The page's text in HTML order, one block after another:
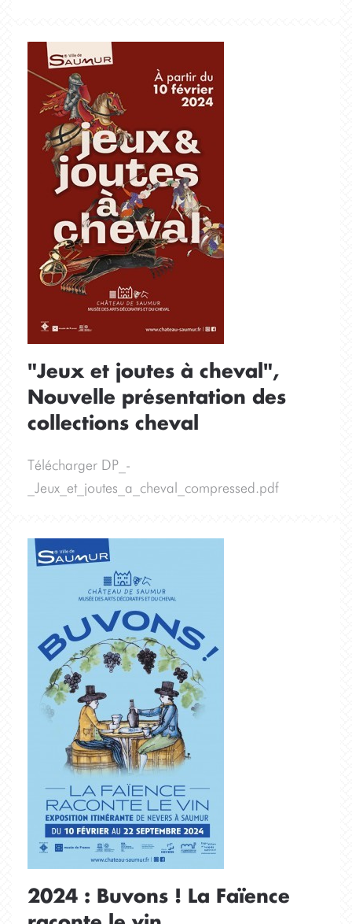
"Jeux et joutes à cheval",
Nouvelle présentation des
collections cheval
Télécharger DP_-
_Jeux_et_joutes_a_cheval_compressed.pdf
2024 : Buvons ! La Faïence